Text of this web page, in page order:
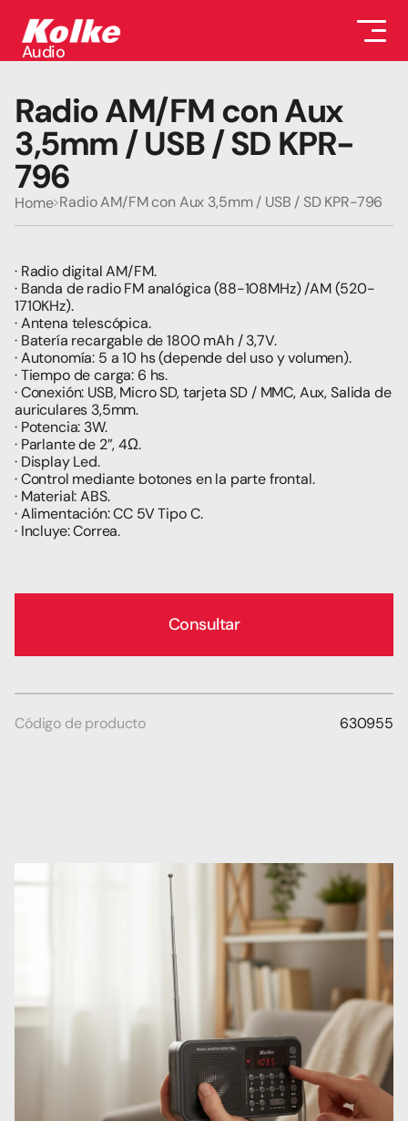
Audio
Auriculares
Conectividad
Gaming
Seguridad
Perifericos
Televisores
Tabletas
Radio AM/FM con Aux
3,5mm / USB / SD KPR-
796
Home Radio AM/FM con Aux 3,5mm / USB / SD KPR-796
· Radio digital AM/FM.
· Banda de radio FM analógica (88-108MHz) /AM (520-
1710KHz).
· Antena telescópica.
· Batería recargable de 1800 mAh / 3,7V.
· Autonomía: 5 a 10 hs (depende del uso y volumen).
· Tiempo de carga: 6 hs.
· Conexión: USB, Micro SD, tarjeta SD / MMC, Aux, Salida de
auriculares 3,5mm.
· Potencia: 3W.
· Parlante de 2”, 4Ω.
· Display Led.
· Control mediante botones en la parte frontal.
· Material: ABS.
· Alimentación: CC 5V Tipo C.
· Incluye: Correa.
Consultar
Código de producto 630955